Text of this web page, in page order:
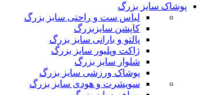
پوشاک سایز بزرگ
لباس ست و راحتی سایز بزرگ
کاپشن سایزبزرگ
پالتو و بارانی سایز بزرگ
ژاکت وپلیور سایز بزرگ
شلوار سایز بزرگ
پوشاک ورزشی سایز بزرگ
سویشرت و هودی سایز بزرگ